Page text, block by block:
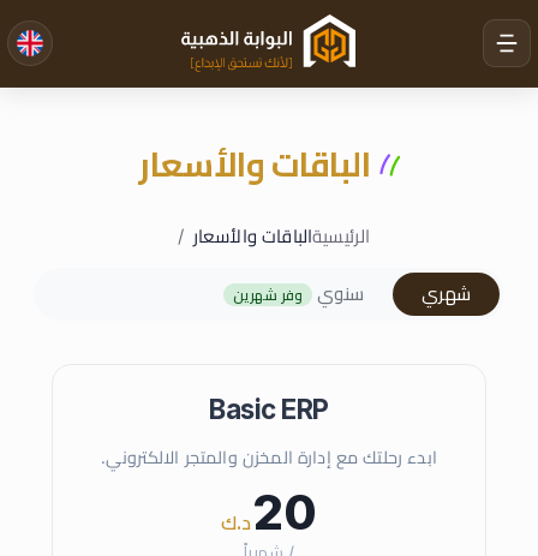
الباقات والأسعار
الرئيسيةالباقات والأسعار
شهري سنوي وفر شهرين
Basic ERP
ابدء رحلتك مع إدارة المخزن والمتجر الالكتروني.
20د.ك